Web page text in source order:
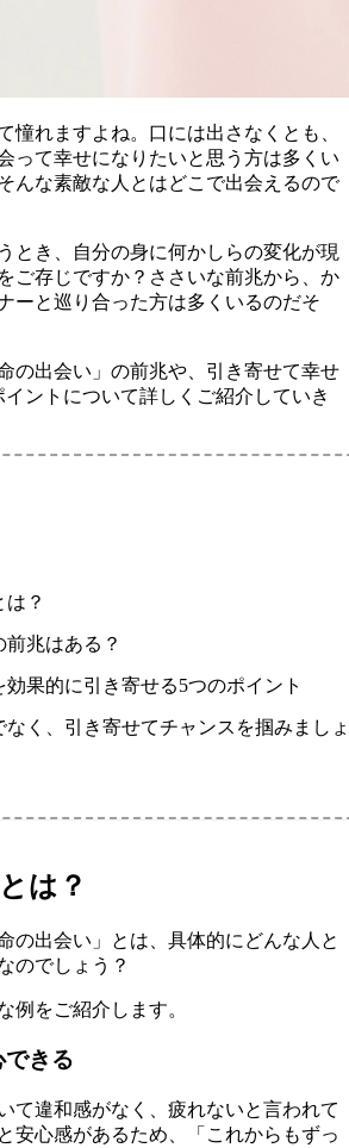
憧れますよね。口には出さなくとも、
って幸せになりたいと思う方は多くい
んな素敵な人とはどこで出会えるので
とき、自分の身に何かしらの変化が現
ご存じですか？ささいな前兆から、か
ーと巡り合った方は多くいるのだそ
の出会い」の前兆や、引き寄せて幸せ
ントについて詳しくご紹介していき
？
兆はある？
果的に引き寄せる5つのポイント
なく、引き寄せてチャンスを掴みまし
は？
の出会い」とは、具体的にどんな人と
のでしょう？
例をご紹介します。
きる
て違和感がなく、疲れないと言われて
安心感があるため、「これからもずっ